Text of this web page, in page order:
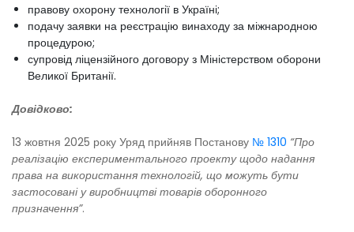
правову охорону технології в Україні;
подачу заявки на реєстрацію винаходу за міжнародною
процедурою;
супровід ліцензійного договору з Міністерством оборони
Великої Британії.
Довідково:
13 жовтня 2025 року Уряд прийняв Постанову № 1310 “Про
реалізацію експериментального проекту щодо надання
права на використання технологій, що можуть бути
застосовані у виробництві товарів оборонного
призначення”.